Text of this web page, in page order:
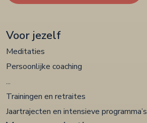
Voor jezelf
Meditaties
Persoonlijke coaching
...
Trainingen en retraites
Jaartrajecten en intensieve programma’s